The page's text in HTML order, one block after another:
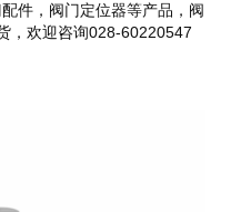
件，阀门定位器等产品，阀
，欢迎咨询028-60220547